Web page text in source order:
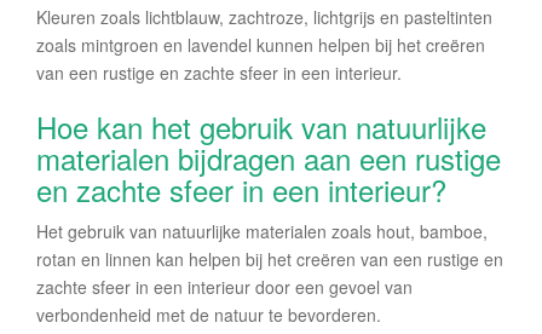
Kleuren zoals lichtblauw, zachtroze, lichtgrijs en pasteltinten
zoals mintgroen en lavendel kunnen helpen bij het creëren
van een rustige en zachte sfeer in een interieur.
Hoe kan het gebruik van natuurlijke
materialen bijdragen aan een rustige
en zachte sfeer in een interieur?
Het gebruik van natuurlijke materialen zoals hout, bamboe,
rotan en linnen kan helpen bij het creëren van een rustige en
zachte sfeer in een interieur door een gevoel van
verbondenheid met de natuur te bevorderen.